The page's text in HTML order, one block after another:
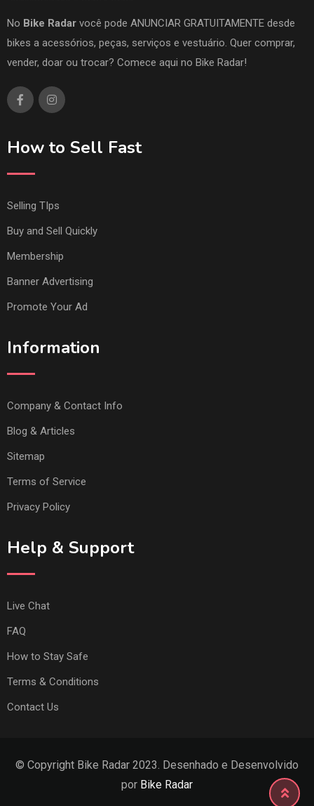
No Bike Radar você pode ANUNCIAR GRATUITAMENTE desde
bikes a acessórios, peças, serviços e vestuário. Quer comprar,
vender, doar ou trocar? Comece aqui no Bike Radar!
How to Sell Fast
Selling TIps
Buy and Sell Quickly
Membership
Banner Advertising
Promote Your Ad
Information
Company & Contact Info
Blog & Articles
Sitemap
Terms of Service
Privacy Policy
Help & Support
Live Chat
FAQ
How to Stay Safe
Terms & Conditions
Contact Us
© Copyright Bike Radar 2023. Desenhado e Desenvolvido
por Bike Radar